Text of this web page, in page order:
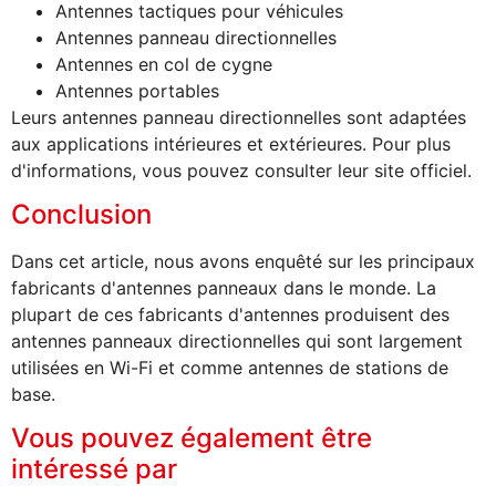
Antennes tactiques pour véhicules
Antennes panneau directionnelles
Antennes en col de cygne
Antennes portables
Leurs antennes panneau directionnelles sont adaptées
aux applications intérieures et extérieures. Pour plus
d'informations, vous pouvez consulter leur site officiel.
Conclusion
Dans cet article, nous avons enquêté sur les principaux
fabricants d'antennes panneaux dans le monde. La
plupart de ces fabricants d'antennes produisent des
antennes panneaux directionnelles qui sont largement
utilisées en Wi-Fi et comme antennes de stations de
base.
Vous pouvez également être
intéressé par